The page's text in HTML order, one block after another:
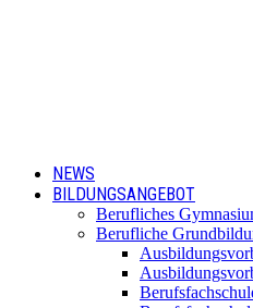
NEWS
BILDUNGSANGEBOT
Berufliches
Berufliche